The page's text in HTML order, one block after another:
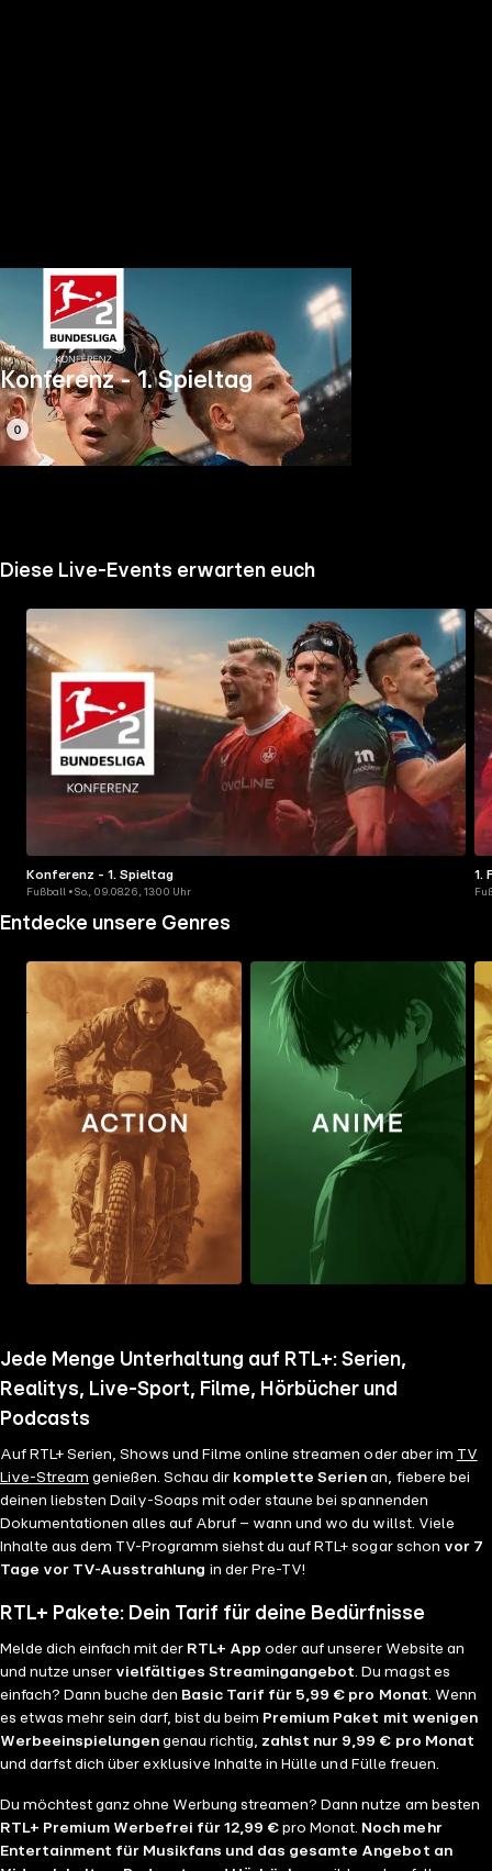
Konferenz - 1. Spieltag
Diese Live-Events erwarten euch
Konferenz - 1. Spieltag
Fußball • So., 09.08.26, 13:00 Uhr
1.
Entdecke unsere Genres
Jede Menge Unterhaltung auf RTL+: Serien,
Realitys, Live-Sport, Filme, Hörbücher und
Podcasts
Auf RTL+ Serien, Shows und Filme online streamen oder aber im TV
Live-Stream genießen. Schau dir komplette Serien an, fiebere bei
deinen liebsten Daily-Soaps mit oder staune bei spannenden
Dokumentationen alles auf Abruf – wann und wo du willst. Viele
Inhalte aus dem TV-Programm siehst du auf RTL+ sogar schon vor 7
Tage vor TV-Ausstrahlung in der Pre-TV!
RTL+ Pakete: Dein Tarif für deine Bedürfnisse
Melde dich einfach mit der RTL+ App oder auf unserer Website an
und nutze unser vielfältiges Streamingangebot. Du magst es
einfach? Dann buche den Basic Tarif für 5,99 € pro Monat. Wenn
es etwas mehr sein darf, bist du beim Premium Paket mit wenigen
Werbeeinspielungen genau richtig, zahlst nur 9,99 € pro Monat
und darfst dich über exklusive Inhalte in Hülle und Fülle freuen.
Du möchtest ganz ohne Werbung streamen? Dann nutze am besten
RTL+ Premium Werbefrei für 12,99 € pro Monat. Noch mehr
Entertainment für Musikfans und das gesamte Angebot an